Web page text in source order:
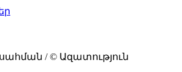
/ © Ազատություն